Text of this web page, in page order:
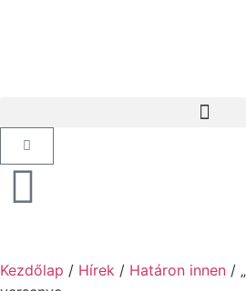
Kezdőlap / Hírek / Határon innen /